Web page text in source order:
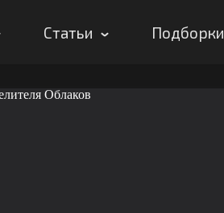
Статьи Подборки